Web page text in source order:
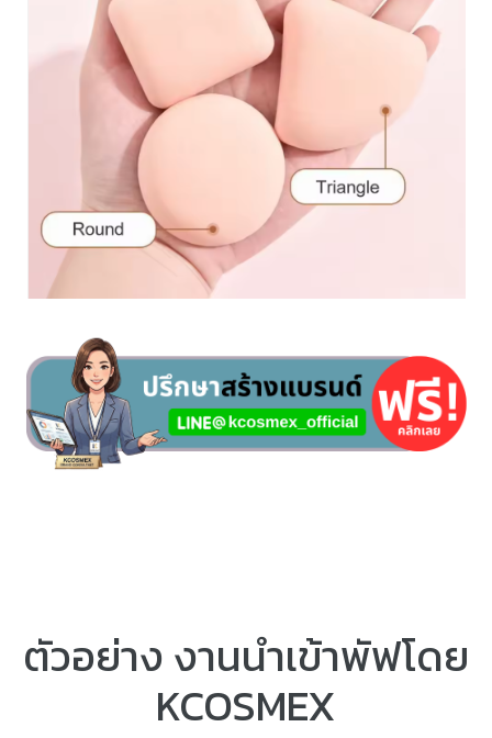
ตัวอย่าง งานนำเข้าพัฟโดย
KCOSMEX